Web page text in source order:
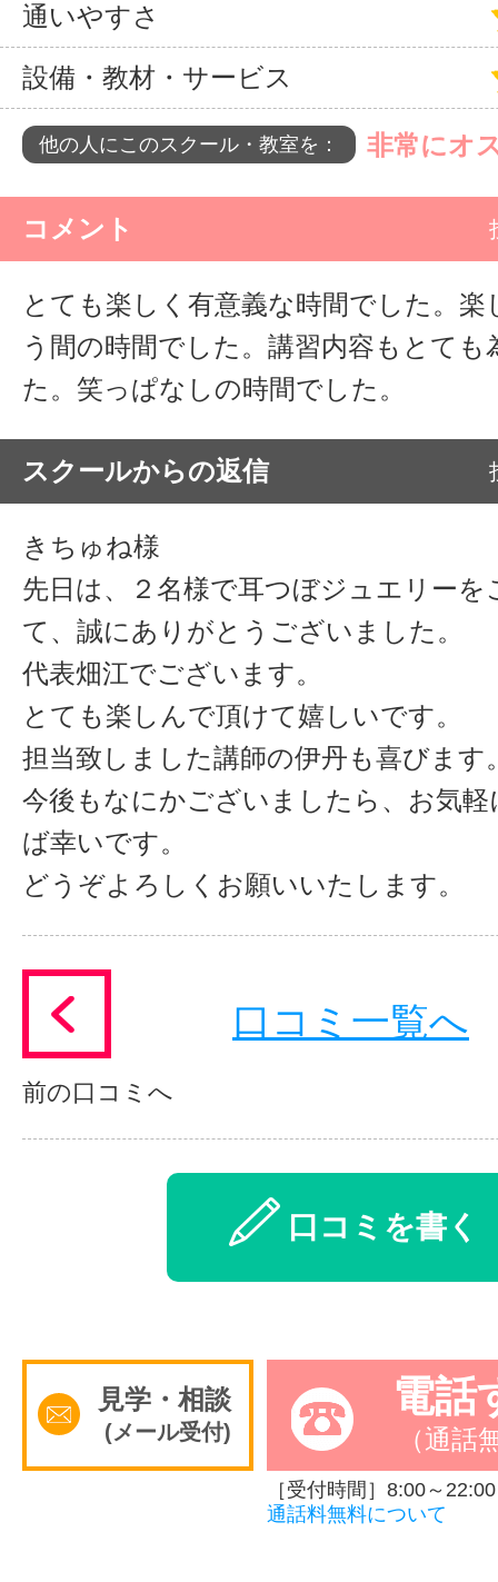
通いやすさ
設備・教材・サービス
他の人にこのスクール・教室を： 非常にオ
コメント
とても楽しく有意義な時間でした。
う間の時間でした。講習内容もとても
た。笑っぱなしの時間でした。
スクールからの返信
きちゅね様
先日は、２名様で耳つぼジュエリーを
て、誠にありがとうございました。
代表畑江でございます。
とても楽しんで頂けて嬉しいです。
担当致しました講師の伊丹も喜びます
今後もなにかございましたら、お気
ば幸いです。
どうぞよろしくお願いいたします。
前の口コミへ
口コミ一覧へ
口コミを書く
見学・相談
(メール受付)
電話
（通話
［受付時間］8:00～22:00
通話料無料について